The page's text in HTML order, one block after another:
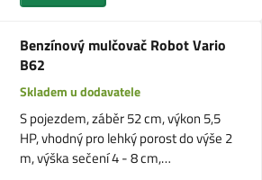
Benzínový mulčovač Robot Vario
B62
Skladem u dodavatele
S pojezdem, záběr 52 cm, výkon 5,5
HP, vhodný pro lehký porost do výše 2
m, výška sečení 4 - 8 cm,…